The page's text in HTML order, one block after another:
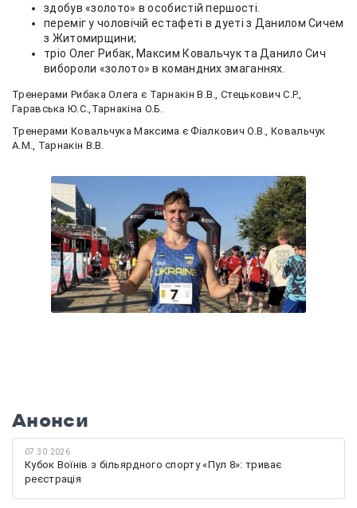
здобув «золото» в особистій першості.
переміг у чоловічій естафеті в дуеті з Данилом Сичем
з Житомирщини;
тріо Олег Рибак, Максим Ковальчук та Данило Сич
вибороли «золото» в командних змаганнях.
Тренерами Рибака Олега є Тарнакін В.В., Стецькович С.Р.,
Гаравська Ю.С.,Тарнакіна О.Б.
Тренерами Ковальчука Максима є Фіалкович О.В., Ковальчук
А.М., Тарнакін В.В.
Анонси
07.30.2026
Кубок Воїнів з більярдного спорту «Пул 8»: триває
реєстрація